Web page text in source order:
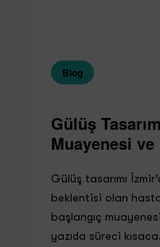
Blog
Gülüş
Muayenesi
Gülüş tasarımı
beklentisi olan
başlangıç
yazıda süreci